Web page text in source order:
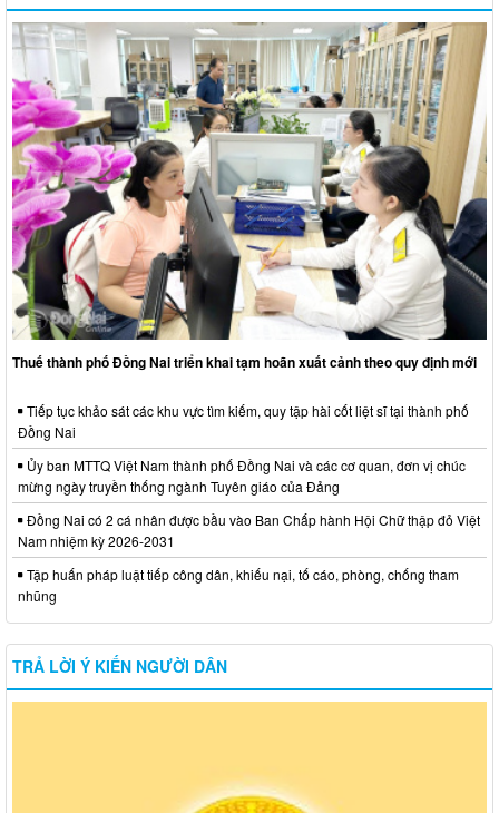
Thuế thành phố Đồng Nai triển khai tạm hoãn xuất cảnh theo quy định mới
Tiếp tục khảo sát các khu vực tìm kiếm, quy tập hài cốt liệt sĩ tại thành phố
Đồng Nai
Ủy ban MTTQ Việt Nam thành phố Đồng Nai và các cơ quan, đơn vị chúc
mừng ngày truyền thống ngành Tuyên giáo của Đảng
Đồng Nai có 2 cá nhân được bầu vào Ban Chấp hành Hội Chữ thập đỏ Việt
Nam nhiệm kỳ 2026-2031
Tập huấn pháp luật tiếp công dân, khiếu nại, tố cáo, phòng, chống tham
nhũng
TRẢ LỜI Ý KIẾN NGƯỜI DÂN